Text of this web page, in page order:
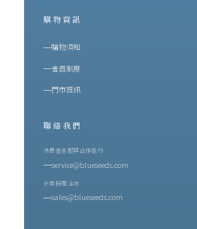
購物資訊
購物須知
會員制度
門市資訊
聯絡我們
消費者客服與合作邀約
service@blueseeds.com
企業採購洽詢
sales@blueseeds.com